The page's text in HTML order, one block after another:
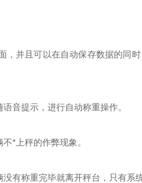
并且可以在自动保存数据的同
音提示，进行自动称重操作。
*上秤的作弊现象。
有称重完毕就离开秤台，只有系